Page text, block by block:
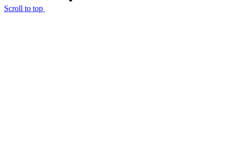
Scroll to top